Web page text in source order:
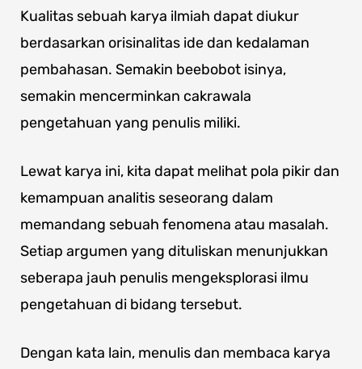
Kualitas sebuah karya ilmiah dapat diukur
berdasarkan orisinalitas ide dan kedalaman
pembahasan. Semakin beebobot isinya,
semakin mencerminkan cakrawala
pengetahuan yang penulis miliki.
Lewat karya ini, kita dapat melihat pola pikir dan
kemampuan analitis seseorang dalam
memandang sebuah fenomena atau masalah.
Setiap argumen yang dituliskan menunjukkan
seberapa jauh penulis mengeksplorasi ilmu
pengetahuan di bidang tersebut.
Dengan kata lain, menulis dan membaca karya